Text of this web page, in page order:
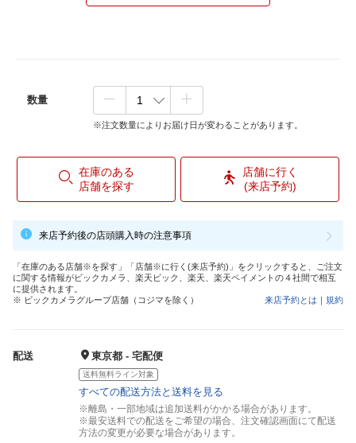
数量
※注文数量によりお届け日が変わることがあります。
在庫のある
店舗を探す
店舗に行く
(来店予約)
来店予約後の店頭購入時の注意事項
「在庫のある店舗※を探す」「店舗※に行く(来店予約)」をクリックすると、ご注文
に関する情報がビックカメラ、楽天ビック、楽天、楽天ペイメントの４社間で相互
に提供されます。
※ ビックカメラグループ店舗（コジマを除く）
来店予約とは ｜ 規約
配送 東京都 - 宅配便
送料無料ライン対象
すべての配送方法と送料を見る
※離島・一部地域は追加送料がかかる場合があります。
※最安送料での配送をご希望の場合、注文確認画面にて配送
方法の変更が必要な場合があります。